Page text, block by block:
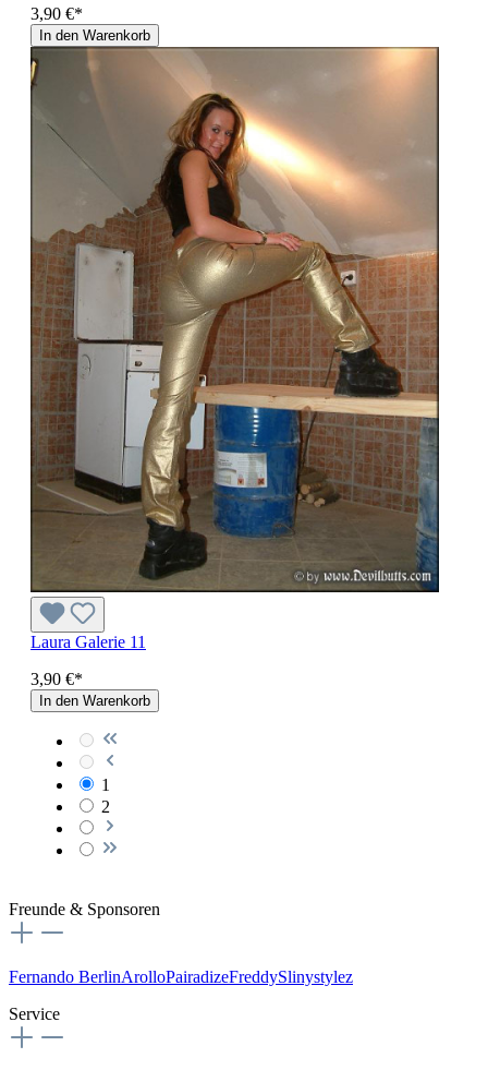
3,90 €*
In den Warenkorb
Laura Galerie 11
3,90 €*
In den Warenkorb
1
2
Freunde & Sponsoren
Fernando BerlinArolloPairadizeFreddySlinystylez
Service